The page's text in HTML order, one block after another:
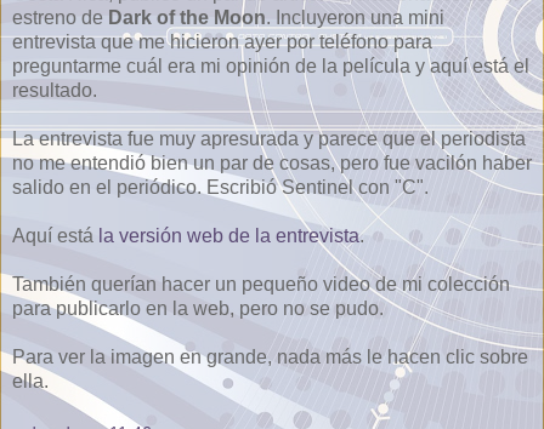
estreno de Dark of the Moon. Incluyeron una mini
entrevista que me hicieron ayer por teléfono para
preguntarme cuál era mi opinión de la película y aquí está el
resultado.
La entrevista fue muy apresurada y parece que el periodista
no me entendió bien un par de cosas, pero fue vacilón haber
salido en el periódico. Escribió Sentinel con "C".
Aquí está la versión web de la entrevista.
También querían hacer un pequeño video de mi colección
para publicarlo en la web, pero no se pudo.
Para ver la imagen en grande, nada más le hacen clic sobre
ella.